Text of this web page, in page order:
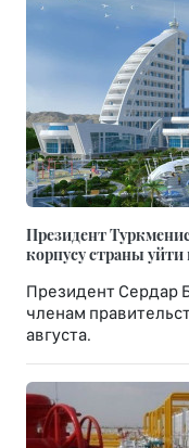
Президент
корпусу страны уйти
Президент Сердар
членам
августа.